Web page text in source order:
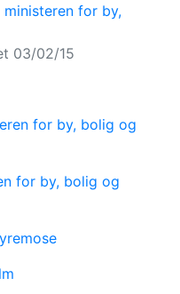
for by,
03/02/15
for by, bolig og
for by, bolig og